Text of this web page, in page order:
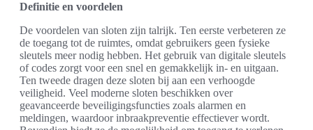
Definitie en voordelen
De voordelen van sloten zijn talrijk. Ten eerste verbeteren ze
de toegang tot de ruimtes, omdat gebruikers geen fysieke
sleutels meer nodig hebben. Het gebruik van digitale sleutels
of codes zorgt voor een snel en gemakkelijk in- en uitgaan.
Ten tweede dragen deze sloten bij aan een verhoogde
veiligheid. Veel moderne sloten beschikken over
geavanceerde beveiligingsfuncties zoals alarmen en
meldingen, waardoor inbraakpreventie effectiever wordt.